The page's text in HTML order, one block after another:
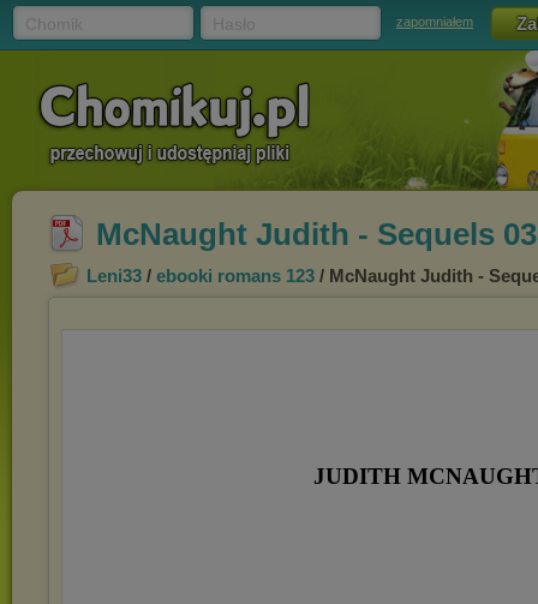
zapomniałem
McNaught Judith - Sequels
Leni33 / ebooki romans 123 / McNaught Judith -